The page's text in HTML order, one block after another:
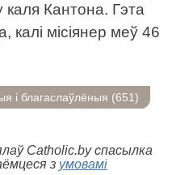
Кантона. Гэта
місіянер меў 46
і благаслаўлёныя (651)
Catholic.by спасылка
з умовамі